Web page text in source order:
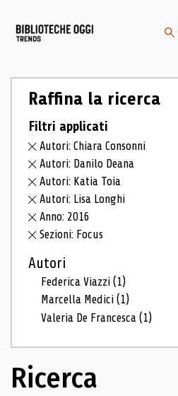
Raffina la ricerca
Filtri applicati
Autori: Chiara Consonni
Autori: Danilo Deana
Autori: Katia Toia
Autori: Lisa Longhi
Anno: 2016
Sezioni: Focus
Autori
Federica Viazzi(1)
Marcella Medici(1)
Valeria De Francesca(1)
Ricerca